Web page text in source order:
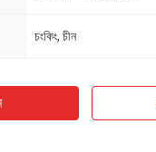
চংকিং, চীন